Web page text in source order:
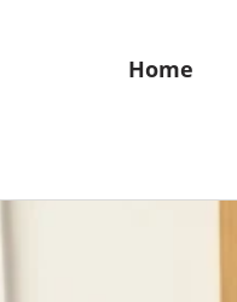
Home